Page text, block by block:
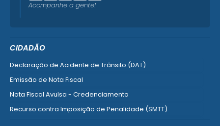
CIDADÃO
Declaração de Acidente de Trânsito (DAT)
Emissão de Nota Fiscal
Nota Fiscal Avulsa - Credenciamento
Recurso contra Imposição de Penalidade (SMTT)
Acompanhe a gente!